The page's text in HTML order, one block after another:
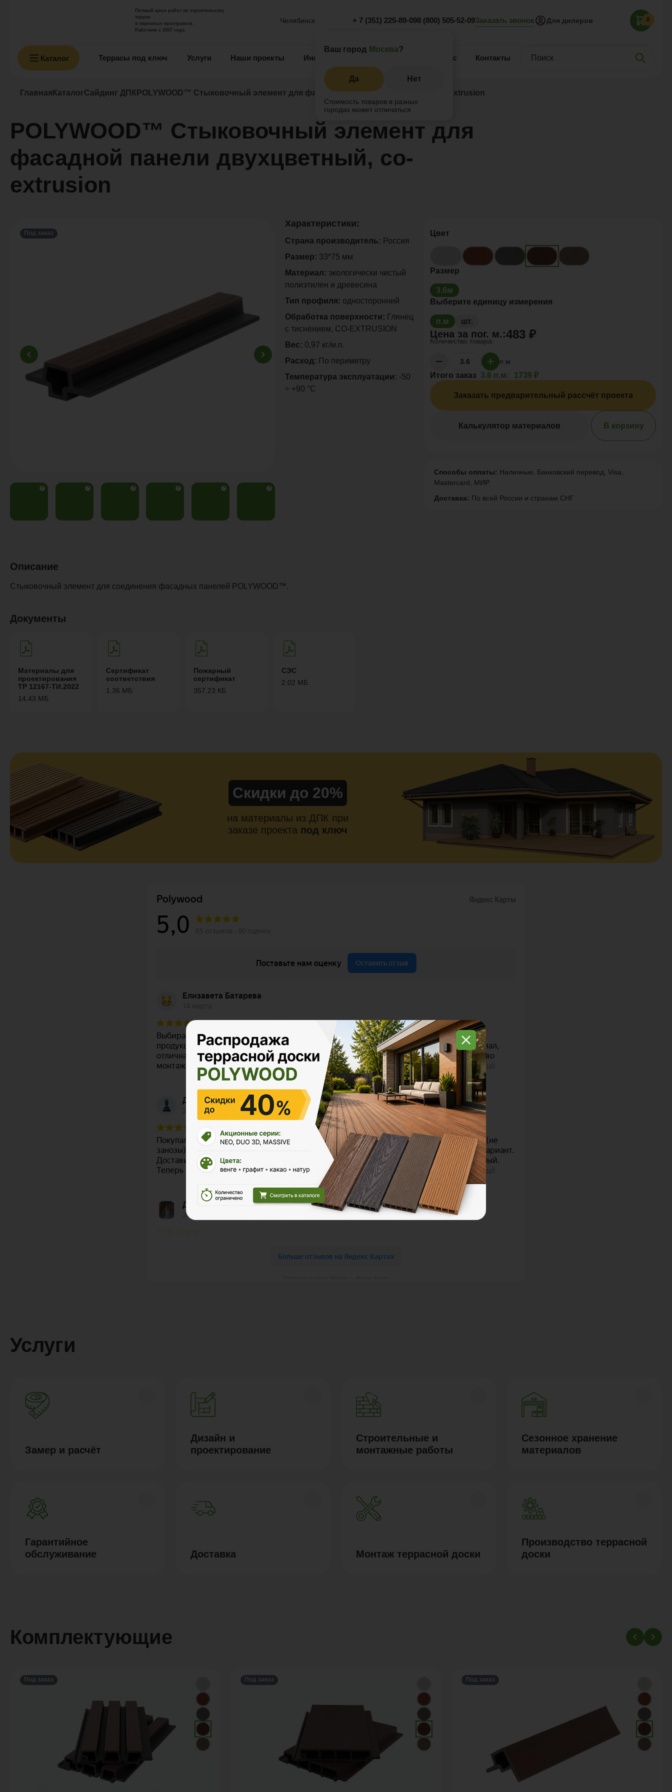
Полный цикл работ по строительству
террас
и парковых пространств.
Работаем с 2007 года.
Челябинск
Ваш город Москва?
Да Нет
Стоимость товаров в разных
городах может отличаться
+ 7 (351) 225-89-098 (800) 505-52-09Заказать звонок Для дилеров 0
Каталог Террасы под ключ Услуги Наши проекты Информация О нас Контакты
Главная КаталогСайдинг ДПК POLYWOOD™ Стыковочный элемент для фасадной панели двухцветный, co-extrusion
POLYWOOD™ Стыковочный элемент для
фасадной панели двухцветный, co-
extrusion
Под заказ
? ? ? ? ? ?
Цвет
Размер
3,6м
Выберите единицу измерения
п.м шт.
Цена за пог. м.:483 ₽
Количество товара:
п.м
Итого заказ 3.6 п.м: 1739 ₽
Заказать предварительный рассчёт проекта
Калькулятор материалов В корзину
Способы оплаты: Наличные, Банковский перевод, Visa,
Mastercard, МИР
Доставка: По всей России и странам СНГ
Характеристики:
Страна производитель: Россия
Размер: 33*75 мм
Материал: экологически чистый
полиэтилен и древесина
Тип профиля: односторонний
Обработка поверхности: Глянец
с тиснением, CO-EXTRUSION
Вес: 0,97 кг/м.п.
Расход: По периметру
Температура эксплуатации: -50
÷ +90 °C
Описание
Стыковочный элемент для соединения фасадных панелей POLYWOOD™.
Документы
Материалы для
проектирования
ТР 12167-ТИ.2022
14.43 МБ
Сертификат
соответствия
1.36 МБ
Пожарный
сертификат
357.23 КБ
СЭС
2.02 МБ
Скидки до 20%
на материалы из ДПК при
заказе проекта под ключ
Услуги
Замер и расчёт
Дизайн и
проектирование
Строительные и
монтажные работы
Сезонное хранение
материалов
Гарантийное
обслуживание
Доставка Монтаж террасной доски
Производство террасной
доски
Комплектующие
Под заказ Под заказ Под заказ